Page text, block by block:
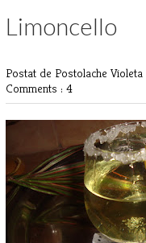
Limoncello
Postat de Postolache Violeta
Comments : 4